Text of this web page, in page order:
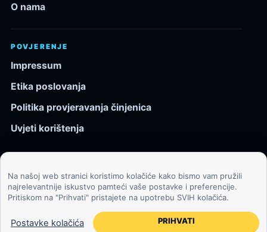
O nama
POVJERENJE
Impressum
Etika poslovanja
Politika provjeravanja činjenica
Uvjeti korištenja
© 2026 Kozmos.hr. Sva prava pridržana.
Svemir, znanost, tehnologija i velike ideje za znatiželjne
čitatelje.
Na našoj web stranici koristimo kolačiće kako bismo vam pružili
najrelevantnije iskustvo pamteći vaše postavke i preferencije.
Pritiskom na "Prihvati" pristajete na upotrebu SVIH kolačića.
Postavke kolačića PRIHVATI